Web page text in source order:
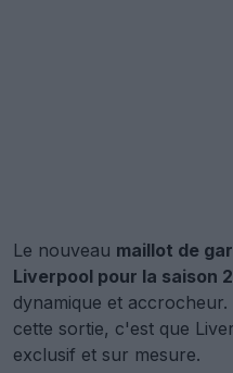
Le nouveau maillot de
Liverpool pour la saison
dynamique et
cette sortie, c'est que
exclusif et sur mesure.